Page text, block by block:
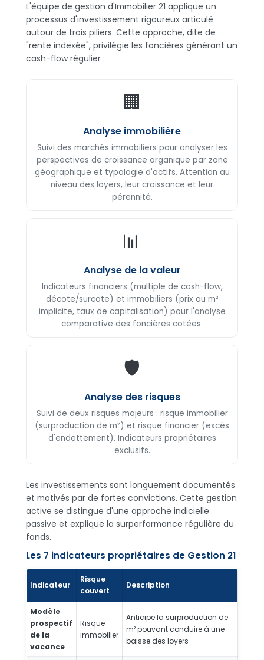
L'équipe de gestion d'Immobilier 21 applique un
processus d'investissement rigoureux articulé
autour de trois piliers. Cette approche, dite de
"rente indexée", privilégie les foncières générant un
cash-flow régulier :
🏢
Analyse immobilière
Suivi des marchés immobiliers pour analyser les
perspectives de croissance organique par zone
géographique et typologie d'actifs. Attention au
niveau des loyers, leur croissance et leur
pérennité.
📊
Analyse de la valeur
Indicateurs financiers (multiple de cash-flow,
décote/surcote) et immobiliers (prix au m²
implicite, taux de capitalisation) pour l'analyse
comparative des foncières cotées.
🛡
Analyse des risques
Suivi de deux risques majeurs : risque immobilier
(surproduction de m²) et risque financier (excès
d'endettement). Indicateurs propriétaires
exclusifs.
Les investissements sont longuement documentés
et motivés par de fortes convictions. Cette gestion
active se distingue d'une approche indicielle
passive et explique la surperformance régulière du
fonds.
Les 7 indicateurs propriétaires de Gestion 21
Indicateur
Risque
couvert
Description
Modèle
prospectif
de la
vacance
Risque
immobilier
Anticipe la surproduction de
m² pouvant conduire à une
baisse des loyers